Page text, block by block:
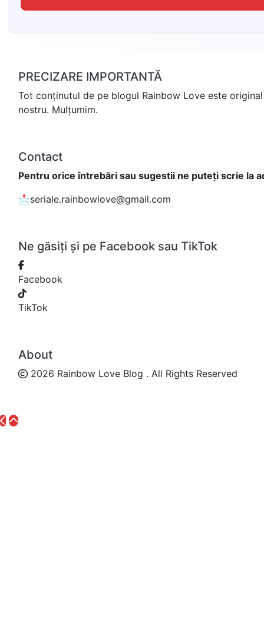
PRECIZARE IMPORTANTĂ
Tot conținutul de pe blogul Rainbow Love este
nostru. Mulțumim.
Contact
Pentru orice întrebări sau sugestii ne puteți scrie la
📩seriale.rainbowlove@gmail.com
Ne găsiți și pe Facebook sau TikTok
Facebook
TikTok
About
2026 Rainbow Love Blog . All Rights Reserved